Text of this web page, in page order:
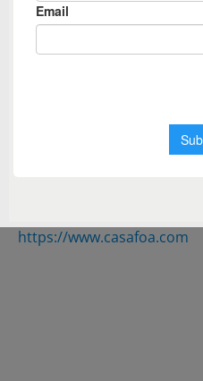
vida diferente con
natural junto al Río Luján.
cultural a solo 40 minutos
https://www.casafoa.com